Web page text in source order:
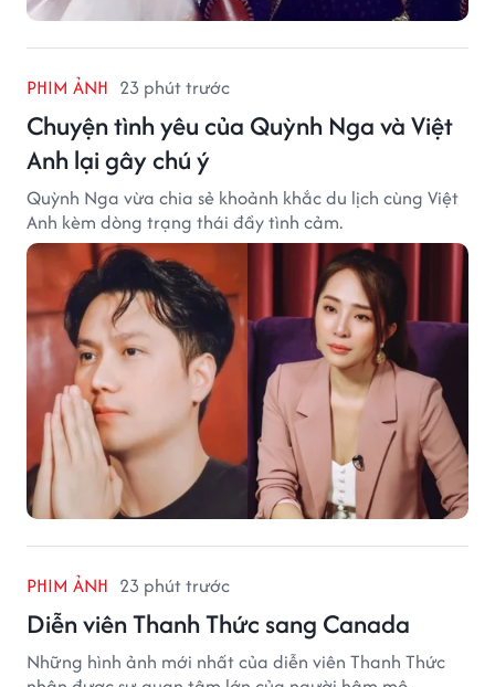
PHIM ẢNH 23 phút trước
Chuyện tình yêu của Quỳnh Nga và Việt
Anh lại gây chú ý
Quỳnh Nga vừa chia sẻ khoảnh khắc du lịch cùng Việt
Anh kèm dòng trạng thái đầy tình cảm.
PHIM ẢNH 23 phút trước
Diễn viên Thanh Thức sang Canada
Những hình ảnh mới nhất của diễn viên Thanh Thức